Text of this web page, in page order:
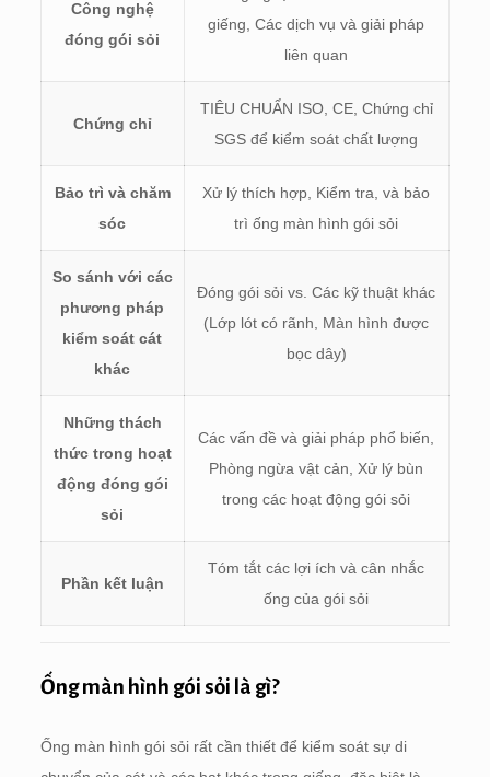
Công nghệ
đóng gói sỏi
giếng, Các dịch vụ và giải pháp
liên quan
Chứng chỉ
TIÊU CHUẨN ISO, CE, Chứng chỉ
SGS để kiểm soát chất lượng
Bảo trì và chăm
sóc
Xử lý thích hợp, Kiểm tra, và bảo
trì ống màn hình gói sỏi
So sánh với các
phương pháp
kiểm soát cát
khác
Đóng gói sỏi vs. Các kỹ thuật khác
(Lớp lót có rãnh, Màn hình được
bọc dây)
Những thách
thức trong hoạt
động đóng gói
sỏi
Các vấn đề và giải pháp phổ biến,
Phòng ngừa vật cản, Xử lý bùn
trong các hoạt động gói sỏi
Phần kết luận
Tóm tắt các lợi ích và cân nhắc
ống của gói sỏi
Ống màn hình gói sỏi là gì?
Ống màn hình gói sỏi rất cần thiết để kiểm soát sự di